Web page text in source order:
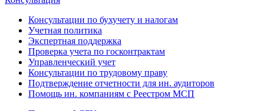
Консультации по бухучету и налогам
Учетная политика
Экспертная поддержка
Проверка учета по госконтрактам
Управленческий учет
Консультации по трудовому праву
Подтверждение отчетности для ин. аудиторов
Помощь ин. компаниям с Реестром МСП